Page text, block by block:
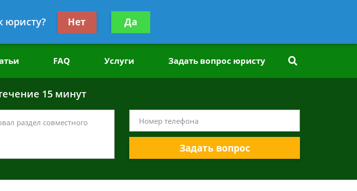
Получите консультацию
бесплатно
FAQ Услуги Задать вопрос юристу
15 минут
Задать вопрос
юристу? Нет Да